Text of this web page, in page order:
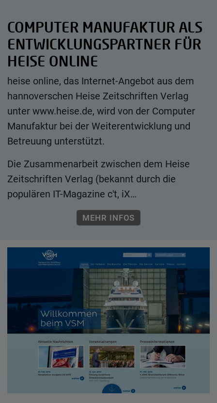
COMPUTER MANUFAKTUR ALS
ENTWICKLUNGSPARTNER FÜR
HEISE ONLINE
heise online, das Internet-Angebot aus dem
hannoverschen Heise Zeitschriften Verlag
unter www.heise.de, wird von der Computer
Manufaktur bei der Weiterentwicklung und
Betreuung unterstützt.
Die Zusammenarbeit zwischen dem Heise
Zeitschriften Verlag (bekannt durch die
populären IT-Magazine c't, iX…
MEHR INFOS